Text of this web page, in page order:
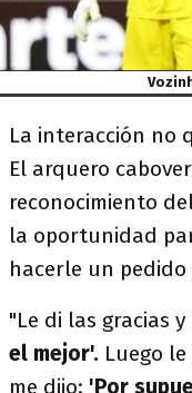
La interacción no
El arquero
reconocimiento
la oportunidad
hacerle un pedido
"Le di las gracias
el mejor'. Luego
me dijo: 'Por